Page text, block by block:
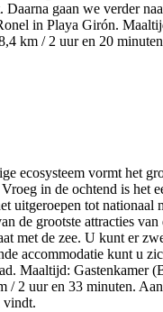
gaan we verder
in Playa Girón.
km / 2 uur en 20
ecosysteem vormt het
in de ochtend is het
uitgeroepen tot nationaal
de grootste attracties
met de zee. U kunt er
accommodatie kunt u
Maaltijd: Gastenkamer
2 uur en 33 minuten.
vindt.